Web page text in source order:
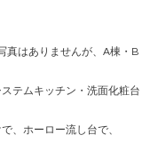
真はありませんが、A棟・B
テムキッチン・洗面化粧台
、ホーロー流し台で、